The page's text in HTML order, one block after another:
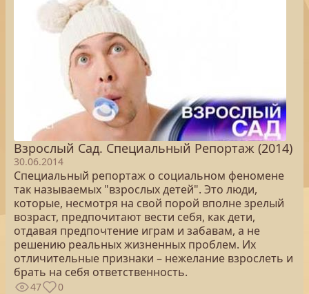
Взрослый Сад. Специальный Репортаж (2014)
30.06.2014
Специальный репортаж о социальном феномене
так называемых "взрослых детей". Это люди,
которые, несмотря на свой порой вполне зрелый
возраст, предпочитают вести себя, как дети,
отдавая предпочтение играм и забавам, а не
решению реальных жизненных проблем. Их
отличительные признаки – нежелание взрослеть и
брать на себя ответственность.
47 0